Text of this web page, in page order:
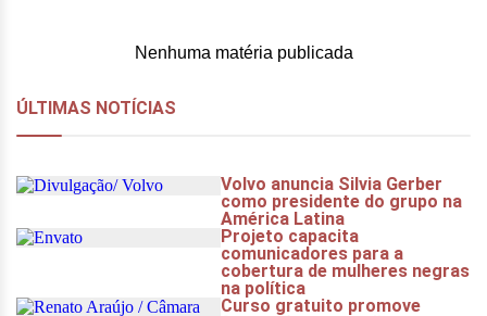
Nenhuma matéria publicada